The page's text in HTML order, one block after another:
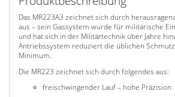
Das MR223A3 zeichnet sich durch
aus – sein Gassystem wurde für militärische
und hat sich in der Militärtechnik über Jahre
Antriebssystem reduziert die üblichen
Minimum.
Die MR223 zeichnet sich durch folgendes aus:
freischwingender Lauf – hohe Präzision